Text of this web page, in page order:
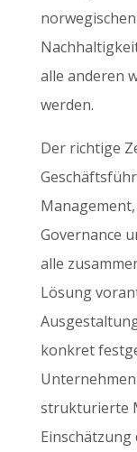
alle anderen
werden.
Der richtige
Governance
alle
Lösung
konkret
strukturierte